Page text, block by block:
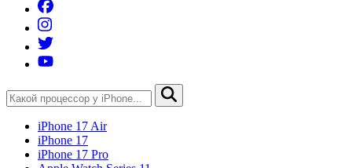
iPhone 17 Air
iPhone 17
iPhone 17 Pro